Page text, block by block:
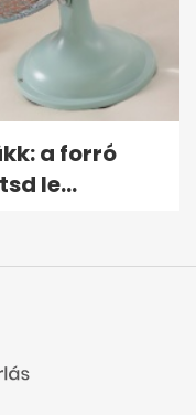
a forró
le...